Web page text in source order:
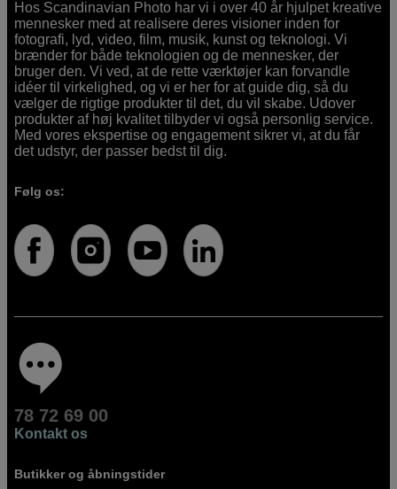
Hos Scandinavian Photo har vi i over 40 år hjulpet kreative
mennesker med at realisere deres visioner inden for
fotografi, lyd, video, film, musik, kunst og teknologi. Vi
brænder for både teknologien og de mennesker, der
bruger den. Vi ved, at de rette værktøjer kan forvandle
idéer til virkelighed, og vi er her for at guide dig, så du
vælger de rigtige produkter til det, du vil skabe. Udover
produkter af høj kvalitet tilbyder vi også personlig service.
Med vores ekspertise og engagement sikrer vi, at du får
det udstyr, der passer bedst til dig.
Følg os:
78 72 69 00
Kontakt os
Butikker og åbningstider